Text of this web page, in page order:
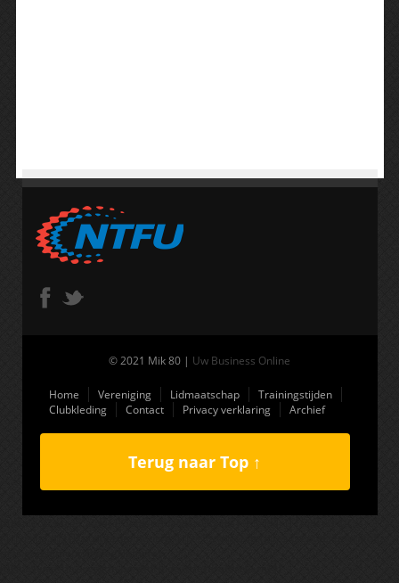
© 2021 Mik 80 | Uw Business Online
Home Vereniging Lidmaatschap
Trainingstijden
Clubkleding
Contact Privacy verklaring Archief
Terug naar Top ↑